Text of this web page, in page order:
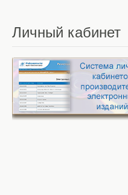
Личный кабинет